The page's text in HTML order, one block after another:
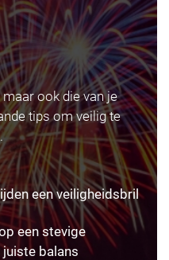
maar ook die van je
tips om veilig te
een veiligheidsbril
een stevige
balans